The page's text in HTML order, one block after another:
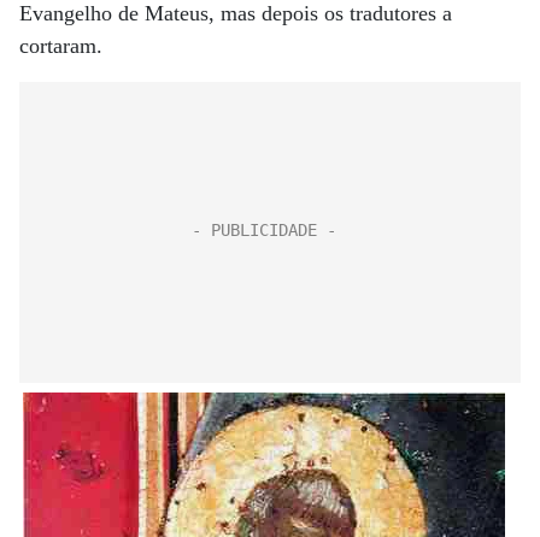
Evangelho de Mateus, mas depois os tradutores a
cortaram.